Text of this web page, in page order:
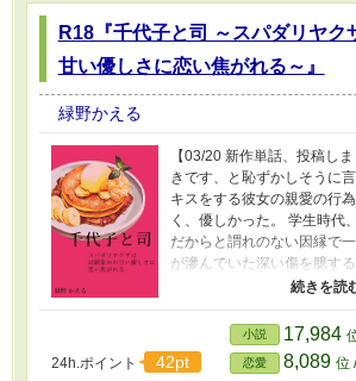
R18『千代子と司 ～スパダリヤク
甘い優しさに恋い焦がれる～』
緑野かえる
【03/20 新作単話、投稿し
きです、と恥ずかしそうに
キスをする彼女の親愛の行
く、優しかった。 学生時代
だからと謂れのない因縁で
が滲んでいた深い傷を臆す
てくれた彼女の指先は今も
い……。 背中に墨色の影を
川司(34)と社会人生活に少
小倉千代子(30)。学生時代、
淡い片想いのままに離ればな
24h.ポイント 42pt
小説 17,984
恋愛 8,089 位